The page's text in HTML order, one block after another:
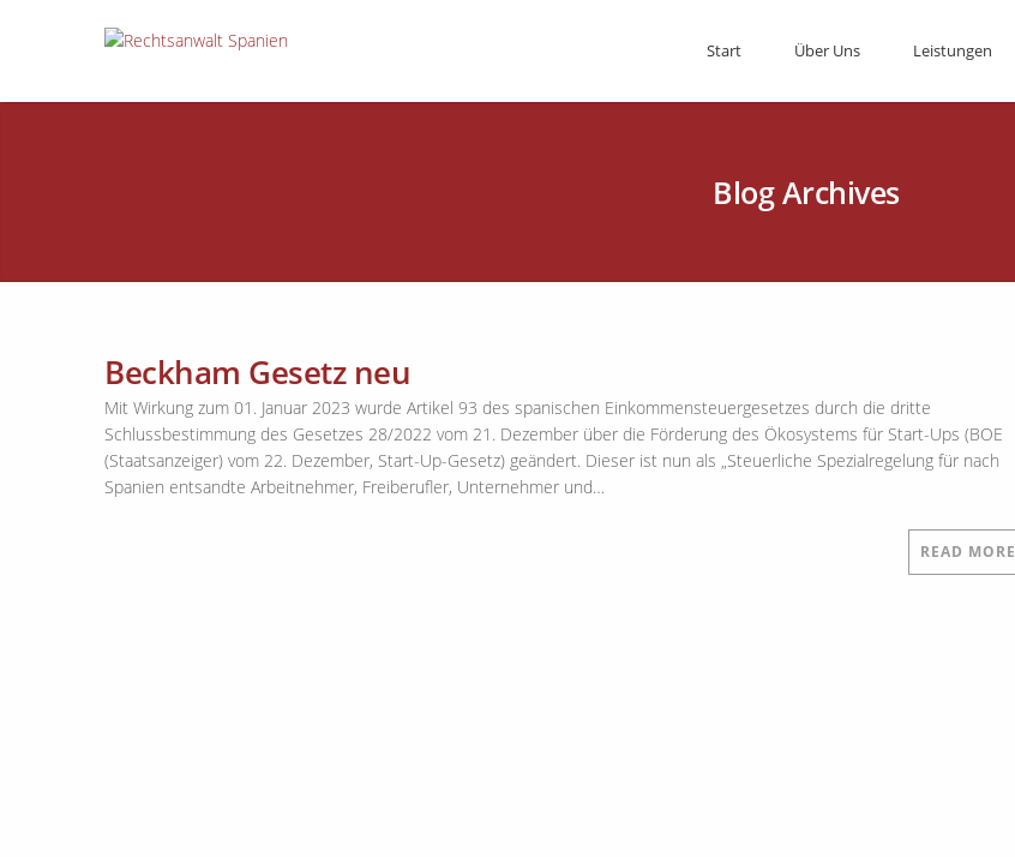
Start Über Uns Leistungen
Blog Archives
Beckham Gesetz neu
Mit Wirkung zum 01. Januar 2023 wurde Artikel 93 des spanischen Einkommensteuergesetzes durch die dritte
Schlussbestimmung des Gesetzes 28/2022 vom 21. Dezember über die Förderung des Ökosystems für Start-Ups (BOE
(Staatsanzeiger) vom 22. Dezember, Start-Up-Gesetz) geändert. Dieser ist nun als „Steuerliche Spezialregelung für nach
Spanien entsandte Arbeitnehmer, Freiberufler, Unternehmer und…
READ MORE